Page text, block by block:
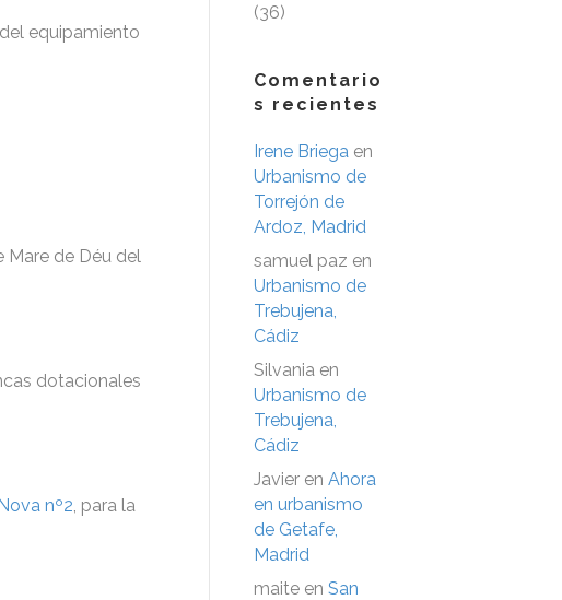
equipamiento
Mare de Déu del
dotacionales
nº2, para la
(36)
Comentario
s recientes
Irene Briega en
Urbanismo de
Torrejón de
Ardoz, Madrid
samuel paz en
Urbanismo de
Trebujena,
Cádiz
Silvania en
Urbanismo de
Trebujena,
Cádiz
Javier en Ahora
en urbanismo
de Getafe,
Madrid
maite en San